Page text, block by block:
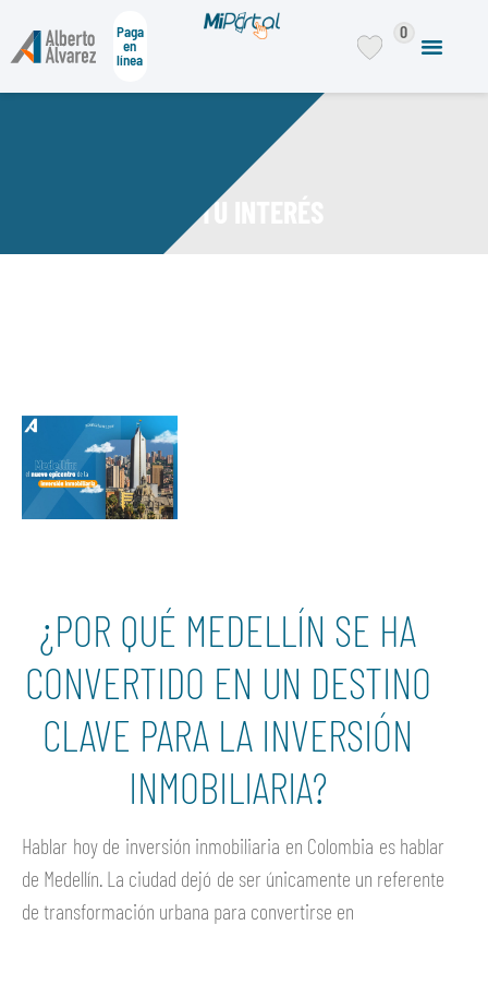
Paga
en
línea
0
DE TU INTERÉS
¿POR QUÉ MEDELLÍN SE HA
CONVERTIDO EN UN DESTINO
CLAVE PARA LA INVERSIÓN
INMOBILIARIA?
Hablar hoy de inversión inmobiliaria en Colombia es hablar
de Medellín. La ciudad dejó de ser únicamente un referente
de transformación urbana para convertirse en